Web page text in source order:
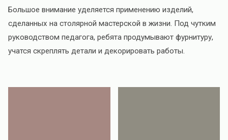
Большое внимание уделяется применению изделий,
сделанных на столярной мастерской в жизни. Под чутким
руководством педагога, ребята продумывают фурнитуру,
учатся скреплять детали и декорировать работы.